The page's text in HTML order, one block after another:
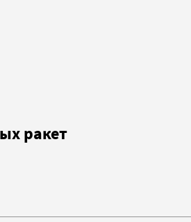
ракет